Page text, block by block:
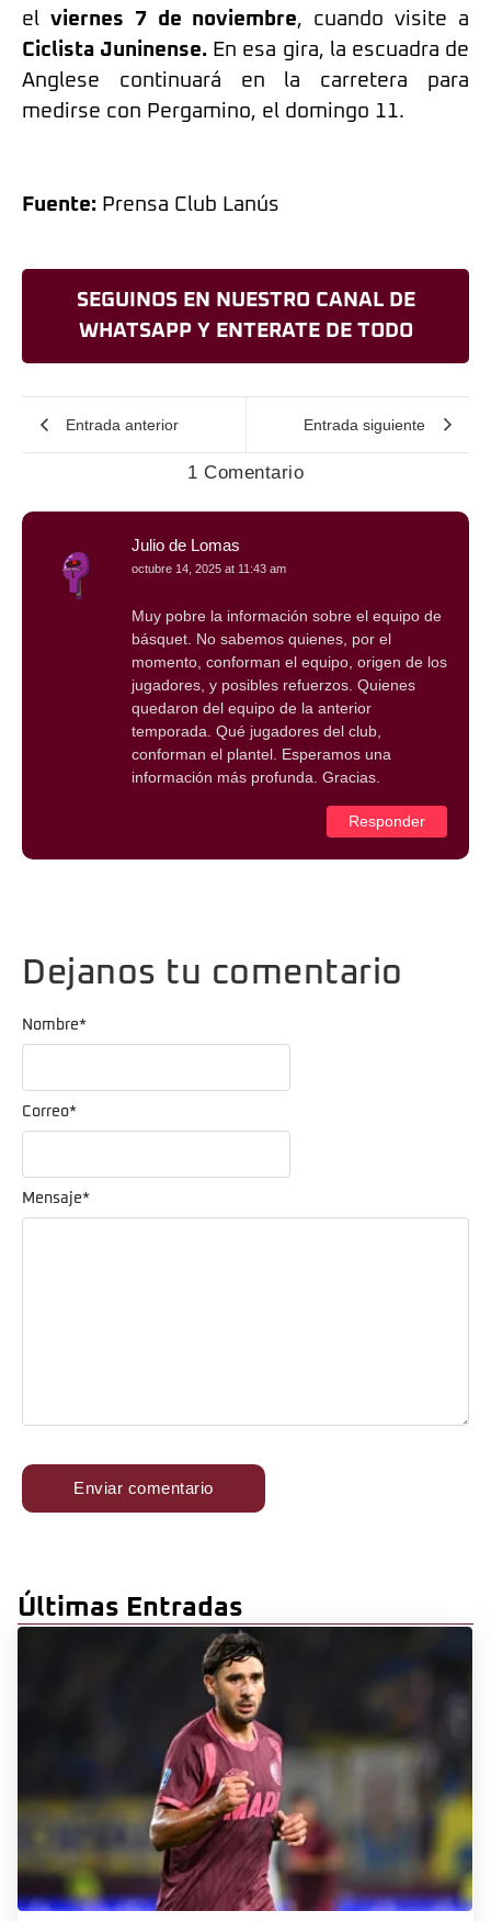
el viernes 7 de noviembre, cuando visite a
Ciclista Juninense. En esa gira, la escuadra de
Anglese continuará en la carretera para
medirse con Pergamino, el domingo 11.
Fuente: Prensa Club Lanús
SEGUINOS EN NUESTRO CANAL DE
WHATSAPP Y ENTERATE DE TODO
Entrada anterior Entrada siguiente
1 Comentario
Julio de Lomas
octubre 14, 2025 at 11:43 am
Muy pobre la información sobre el equipo de
básquet. No sabemos quienes, por el
momento, conforman el equipo, origen de los
jugadores, y posibles refuerzos. Quienes
quedaron del equipo de la anterior
temporada. Qué jugadores del club,
conforman el plantel. Esperamos una
información más profunda. Gracias.
Responder
Dejanos tu comentario
Mensaje*
Nombre*
Correo*
Últimas Entradas